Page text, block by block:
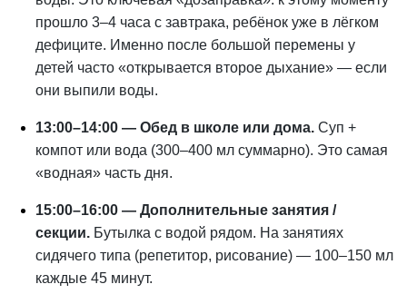
прошло 3–4 часа с завтрака, ребёнок уже в лёгком
дефиците. Именно после большой перемены у
детей часто «открывается второе дыхание» — если
они выпили воды.
13:00–14:00 — Обед в школе или дома. Суп +
компот или вода (300–400 мл суммарно). Это самая
«водная» часть дня.
15:00–16:00 — Дополнительные занятия /
секции. Бутылка с водой рядом. На занятиях
сидячего типа (репетитор, рисование) — 100–150 мл
каждые 45 минут.